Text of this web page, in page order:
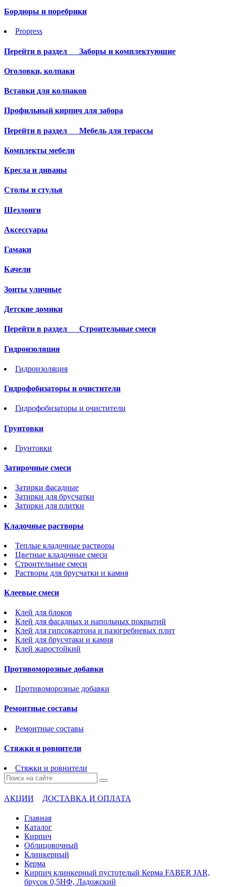
Бордюры и поребрики
Propress
Перейти в раздел Заборы и комплектующие
Оголовки, колпаки
Вставки для колпаков
Профильный кирпич для забора
Перейти в раздел Мебель для терассы
Комплекты мебели
Кресла и диваны
Столы и стулья
Шезлонги
Аксессуары
Гамаки
Качели
Зонты уличные
Детские домики
Перейти в раздел Строительные смеси
Гидроизоляция
Гидроизоляция
Гидрофобизаторы и очистители
Гидрофобизаторы и очистители
Грунтовки
Грунтовки
Затирочные смеси
Затирки фасадные
Затирки для брусчатки
Затирки для плитки
Кладочные растворы
Теплые кладочные растворы
Цветные кладочные смеси
Строительные смеси
Растворы для брусчатки и камня
Клеевые смеси
Клей для блоков
Клей для фасадных и напольных покрытий
Клей для гипсокартона и пазогребневых плит
Клей для брусчтаки и камня
Клей жаростойкий
Противоморозные добавки
Противоморозные добавки
Ремонтные составы
Ремонтные составы
Стяжки и ровнители
Стяжки и ровнители
АКЦИИ ДОСТАВКА И ОПЛАТА
Главная
Каталог
Кирпич
Облицовочный
Клинкерный
Керма
Кирпич клинкерный пустотелый Керма FABER JAR,
брусок 0,5НФ, Ладожский